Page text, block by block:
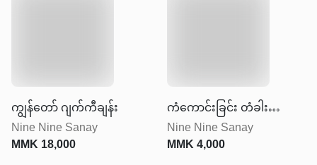
ကျွန်တော် ဂျက်ကီချန်း
Nine Nine Sanay
MMK18,000
ကံကောင်းခြင်း တံခါး
လာ‌ခေါက်တဲ့အခါ
Nine Nine Sanay
MMK4,000